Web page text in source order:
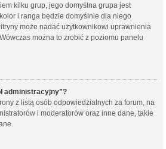
kilku grup, jego domyślna grupa jest
i ranga będzie domyślnie dla niego
może nadać użytkownikowi uprawnienia
można to zrobić z poziomu panelu
administracyjny”?
z listą osób odpowiedzialnych za forum, na
i moderatorów oraz inne dane, takie